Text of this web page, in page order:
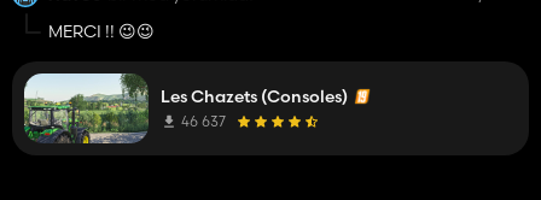
MERCI !! 😉😉
Les Chazets (Consoles)
46 637